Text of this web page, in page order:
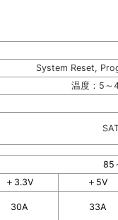
System Reset,
温度：5～
85
＋3.3V
＋5V
30A 33A